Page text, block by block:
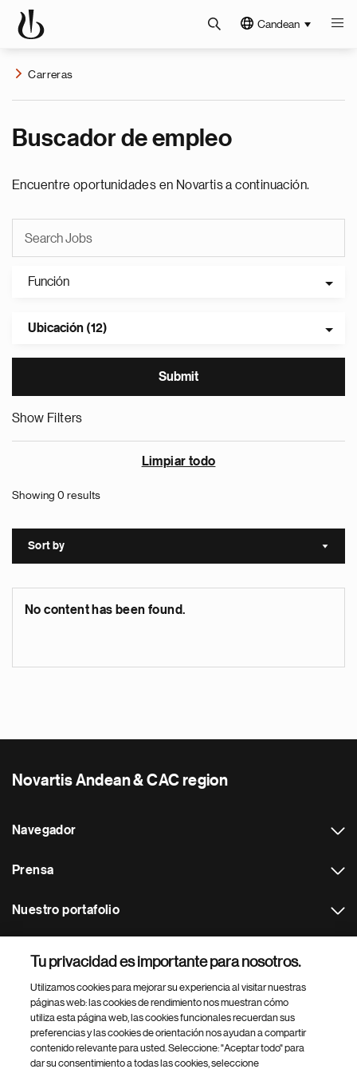
Candean
Carreras
Buscador de empleo
Encuentre oportunidades en Novartis a continuación.
Función
Ubicación (12)
Show Filters
Limpiar todo
Showing 0 results
Sort by Sort
No content has been found.
Novartis Andean & CAC region
Navegador
Prensa
Nuestro portafolio
Footer Site Search
Tu privacidad es importante para nosotros.
Utilizamos cookies para mejorar su experiencia al visitar nuestras
páginas web: las cookies de rendimiento nos muestran cómo
utiliza esta página web, las cookies funcionales recuerdan sus
preferencias y las cookies de orientación nos ayudan a compartir
contenido relevante para usted. Seleccione: "Aceptar todo" para
dar su consentimiento a todas las cookies, seleccione